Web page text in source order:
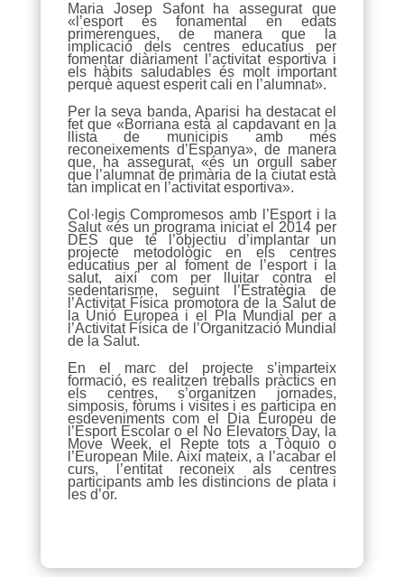
Maria Josep Safont ha assegurat que
«l’esport és fonamental en edats
primerenques, de manera que la
implicació dels centres educatius per
fomentar diàriament l’activitat esportiva i
els hàbits saludables és molt important
perquè aquest esperit cali en l’alumnat».
Per la seva banda, Aparisi ha destacat el
fet que «Borriana està al capdavant en la
llista de municipis amb més
reconeixements d’Espanya», de manera
que, ha assegurat, «és un orgull saber
que l’alumnat de primària de la ciutat està
tan implicat en l’activitat esportiva».
Col·legis Compromesos amb l’Esport i la
Salut «és un programa iniciat el 2014 per
DES que té l’objectiu d’implantar un
projecte metodològic en els centres
educatius per al foment de l’esport i la
salut, així com per lluitar contra el
sedentarisme, seguint l’Estratègia de
l’Activitat Física promotora de la Salut de
la Unió Europea i el Pla Mundial per a
l’Activitat Física de l’Organització Mundial
de la Salut.
En el marc del projecte s’imparteix
formació, es realitzen treballs pràctics en
els centres, s’organitzen jornades,
simposis, fòrums i visites i es participa en
esdeveniments com el Dia Europeu de
l’Esport Escolar o el No Elevators Day, la
Move Week, el Repte tots a Tòquio o
l’European Mile. Així mateix, a l’acabar el
curs, l’entitat reconeix als centres
participants amb les distincions de plata i
les d’or.